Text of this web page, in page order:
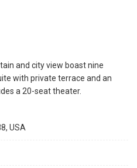
and city view boast nine
with private terrace and an
a 20-seat theater.
USA